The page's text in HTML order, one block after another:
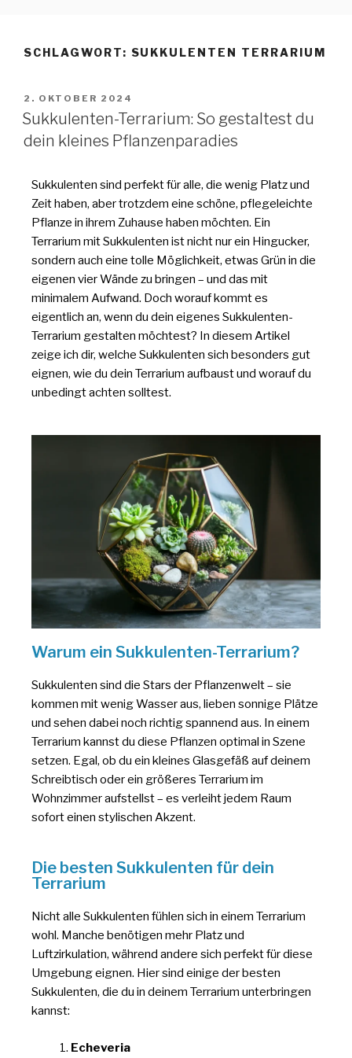
SCHLAGWORT: SUKKULENTEN TERRARIUM
2. OKTOBER 2024
Sukkulenten-Terrarium: So gestaltest du
dein kleines Pflanzenparadies
Sukkulenten sind perfekt für alle, die wenig Platz und
Zeit haben, aber trotzdem eine schöne, pflegeleichte
Pflanze in ihrem Zuhause haben möchten. Ein
Terrarium mit Sukkulenten ist nicht nur ein Hingucker,
sondern auch eine tolle Möglichkeit, etwas Grün in die
eigenen vier Wände zu bringen – und das mit
minimalem Aufwand. Doch worauf kommt es
eigentlich an, wenn du dein eigenes Sukkulenten-
Terrarium gestalten möchtest? In diesem Artikel
zeige ich dir, welche Sukkulenten sich besonders gut
eignen, wie du dein Terrarium aufbaust und worauf du
unbedingt achten solltest.
Warum ein Sukkulenten-Terrarium?
Sukkulenten sind die Stars der Pflanzenwelt – sie
kommen mit wenig Wasser aus, lieben sonnige Plätze
und sehen dabei noch richtig spannend aus. In einem
Terrarium kannst du diese Pflanzen optimal in Szene
setzen. Egal, ob du ein kleines Glasgefäß auf deinem
Schreibtisch oder ein größeres Terrarium im
Wohnzimmer aufstellst – es verleiht jedem Raum
sofort einen stylischen Akzent.
Die besten Sukkulenten für dein
Terrarium
Nicht alle Sukkulenten fühlen sich in einem Terrarium
wohl. Manche benötigen mehr Platz und
Luftzirkulation, während andere sich perfekt für diese
Umgebung eignen. Hier sind einige der besten
Sukkulenten, die du in deinem Terrarium unterbringen
kannst:
Echeveria